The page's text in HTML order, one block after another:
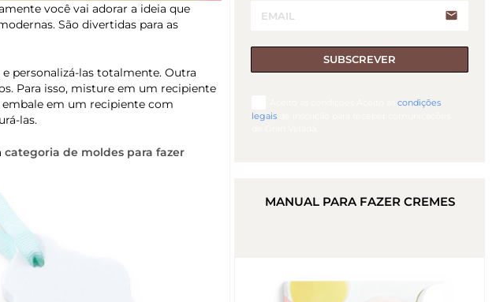
você vai adorar a ideia que
São divertidas para as
personalizá-las totalmente. Outra
Para isso, misture em um recipiente
embale em um recipiente com
las.
categoria de moldes para fazer
email
SUBSCREVER
condições
legais
MANUAL PARA FAZER CREMES